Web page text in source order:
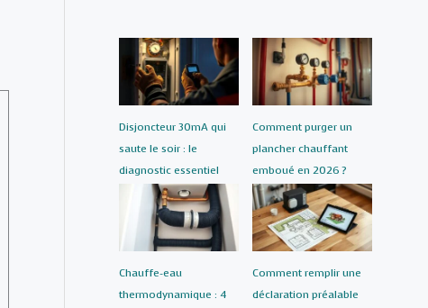
Disjoncteur 30mA qui
saute le soir : le
diagnostic essentiel
Comment purger un
plancher chauffant
emboué en 2026 ?
Chauffe-eau
thermodynamique : 4
Comment remplir une
déclaration préalable